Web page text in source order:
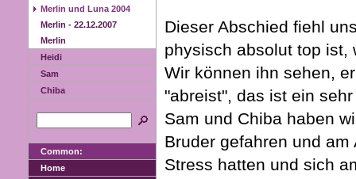
Merlin und Luna 2004
Merlin - 22.12.2007
Merlin
Heidi
Sam
Chiba
Common:
Home
Dieser Abschied fiehl
physisch absolut top ist,
Wir können ihn sehen,
"abreist", das ist ein
Sam und Chiba haben
Bruder gefahren und
Stress hatten und sich